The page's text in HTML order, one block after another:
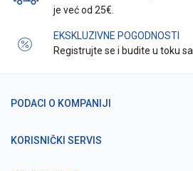
je već od 25€.
EKSKLUZIVNE POGODNOSTI
Registrujte se i budite u toku
PODACI O KOMPANIJI
KORISNIČKI SERVIS